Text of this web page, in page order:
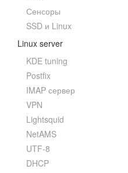
Сенсоры
SSD и Linux
Linux server
KDE tuning
Postfix
IMAP сервер
VPN
Lightsquid
NetAMS
UTF-8
DHCP